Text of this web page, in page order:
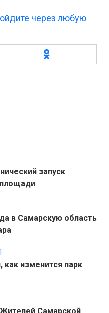
через любую
запуск
в Самарскую область
1
как изменится парк
Самарской